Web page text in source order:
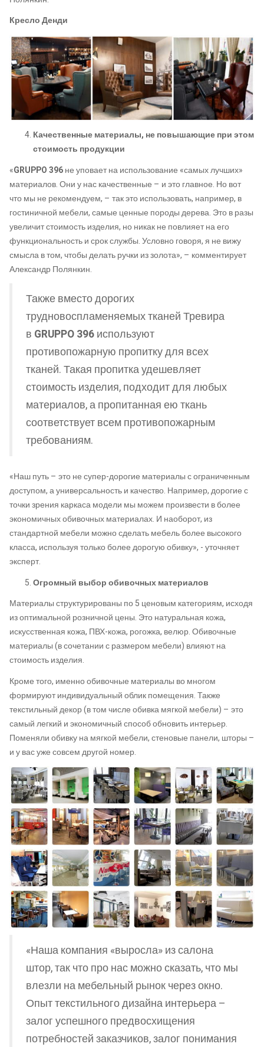
Кресло Денди
Качественные материалы, не повышающие при этом
стоимость продукции
«GRUPPO 396не уповает на использование «самых лучших»
материалов. Они у нас качественные – и это главное. Но вот
что мы не рекомендуем, – так это использовать, например, в
гостиничной мебели, самые ценные породы дерева. Это в разы
увеличит стоимость изделия, но никак не повлияет на его
функциональность и срок службы. Условно говоря, я не вижу
смысла в том, чтобы делать ручки из золота», – комментирует
Александр Полянкин.
Также вместо дорогих
трудновоспламеняемых тканей Тревира
в GRUPPO 396 используют
противопожарную пропитку для всех
тканей. Такая пропитка удешевляет
стоимость изделия, подходит для любых
материалов, а пропитанная ею ткань
соответствует всем противопожарным
требованиям.
«Наш путь – это не супер-дорогие материалы с ограниченным
доступом, а универсальность и качество. Например, дорогие с
точки зрения каркаса модели мы можем произвести в более
экономичных обивочных материалах. И наоборот, из
стандартной мебели можно сделать мебель более высокого
класса, используя только более дорогую обивку», - уточняет
эксперт.
Огромный выборобивочных материалов
Материалы структурированы по 5 ценовым категориям, исходя
из оптимальной розничной цены. Это натуральная кожа,
искусственная кожа, ПВХ-кожа, рогожка, велюр. Обивочные
материалы (в сочетании с размером мебели) влияют на
стоимость изделия.
Кроме того, именно обивочные материалы во многом
формируют индивидуальный облик помещения. Также
текстильный декор (в том числе обивка мягкой мебели) – это
самый легкий и экономичный способ обновить интерьер.
Поменяли обивку на мягкой мебели, стеновые панели, шторы –
и у вас уже совсем другой номер.
«Наша компания «выросла» из салона
штор, так что про нас можно сказать, что мы
влезли на мебельный рынок через окно.
Опыт текстильного дизайна интерьера –
залог успешного предвосхищения
потребностей заказчиков, залог понимания